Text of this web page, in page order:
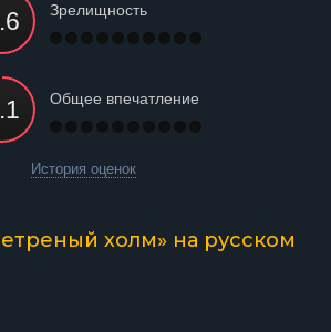
Зрелищность
Общее впечатление
История оценок
холм» на русском